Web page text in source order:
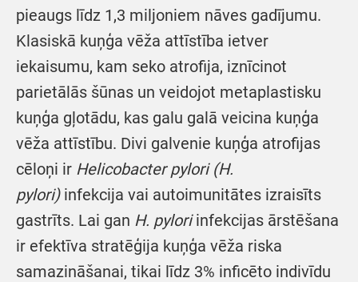
pieaugs līdz 1,3 miljoniem nāves gadījumu.
Klasiskā kuņģa vēža attīstība ietver
iekaisumu, kam seko atrofija, iznīcinot
parietālās šūnas un veidojot metaplastisku
kuņģa gļotādu, kas galu galā veicina kuņģa
vēža attīstību. Divi galvenie kuņģa atrofijas
cēloņi ir Helicobacter pylori (H.
pylori)infekcija vai autoimunitātes izraisīts
gastrīts. Lai gan H. pyloriinfekcijas ārstēšana
ir efektīva stratēģija kuņģa vēža riska
samazināšanai, tikai līdz 3% inficēto indivīdu